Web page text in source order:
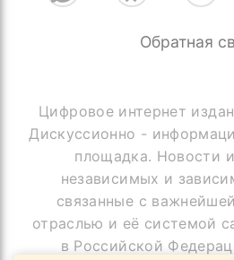
Обратная
Цифровое интернет
Дискуссионно -
площадка. Новости
независимых и
связанные с
отраслью и её системой
в Российской